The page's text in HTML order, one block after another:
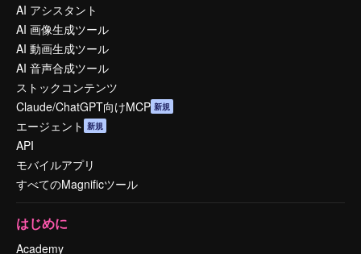
AI アシスタント
AI 画像生成ツール
AI 動画生成ツール
AI 音声合成ツール
ストックコンテンツ
Claude/ChatGPT向けMCP 新規
エージェント 新規
API
モバイルアプリ
すべてのMagnificツール
はじめに
Academy